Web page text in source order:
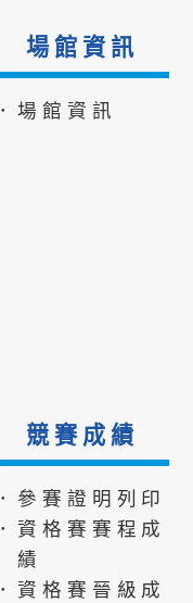
場館資訊
．場館資訊
競賽成績
．參賽證明列印
．資格賽賽程成
績
．資格賽晉級成